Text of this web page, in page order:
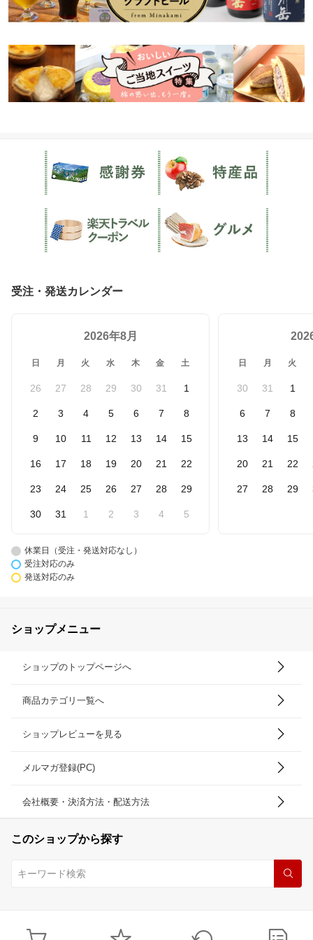
受注・発送カレンダー
2026年8月
日 月 火 水 木 金 土
26 27 28 29 30 31 1
2 3 4 5 6 7 8
9 10 11 12 13 14 15
16 17 18 19 20 21 22
23 24 25 26 27 28 29
30 31 1 2 3 4 5
日 月 火
30 31 1
6 7 8
13 14 15
20 21 22
27 28 29
休業日（受注・発送対応なし）
受注対応のみ
発送対応のみ
ショップメニュー
ショップのトップページへ
商品カテゴリ一覧へ
ショップレビューを見る
メルマガ登録(PC)
会社概要・決済方法・配送方法
このショップから探す